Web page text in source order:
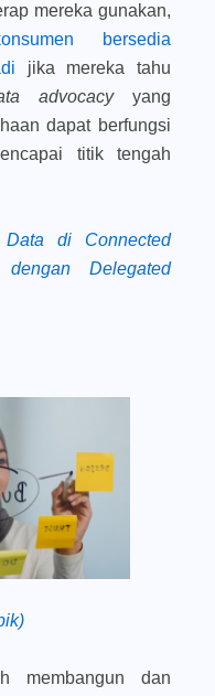
mereka gunakan,
bersedia
jika mereka tahu
advocacy yang
dapat berfungsi
titik tengah
di Connected
Delegated
membangun dan